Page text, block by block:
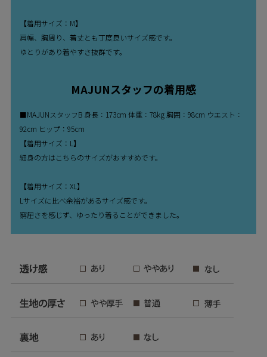
【着用サイズ：M】
肩幅、胸周り、着丈とも丁度良いサイズ感です。
ゆとりがあり着やすさ抜群です。
MAJUNスタッフの着用感
■MAJUNスタッフB 身長：173cm 体重：78kg 胸囲：98cm ウエスト：
92cm ヒップ：95cm
【着用サイズ：L】
細身の方はこちらのサイズがおすすめです。
【着用サイズ：XL】
Lサイズに比べ余裕があるサイズ感です。
窮屈さを感じず、ゆったり着ることができました。